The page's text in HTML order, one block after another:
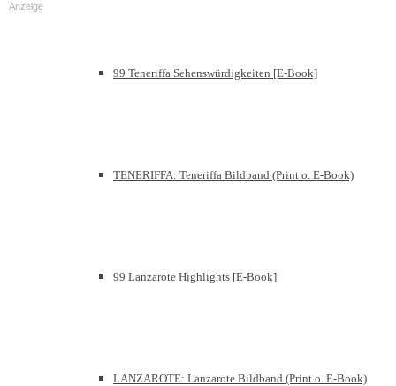
99 Teneriffa Sehenswürdigkeiten [E-Book]
TENERIFFA: Teneriffa Bildband (Print o. E-Book)
99 Lanzarote Highlights [E-Book]
LANZAROTE: Lanzarote Bildband (Print o. E-Book)
Anzeige